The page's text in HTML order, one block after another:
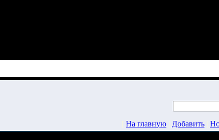
[ На главную | Добавить |